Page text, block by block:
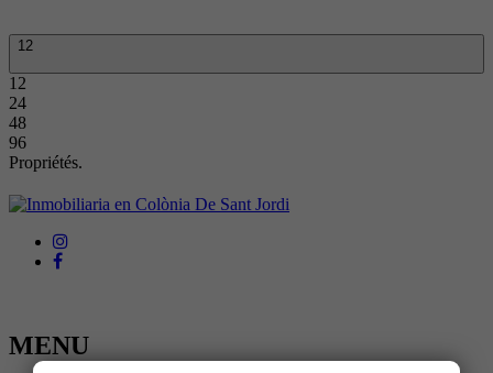
12
12
24
48
96
Propriétés.
MENU